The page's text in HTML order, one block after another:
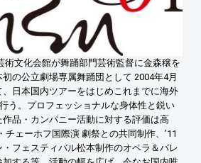
術文化会館が舞踊部門芸術監督に金森穣を
の公立劇場専属舞踊団として 2004年4月
日本国内ツアーをはじめこれまでに海外
う。プロフェッショナルな身体性と鋭い
品・カンパニー活動に対する評価は高
チェーホフ国際演 劇祭との共同制作、’11
フェスティバル松本制作のオペラ＆バレ